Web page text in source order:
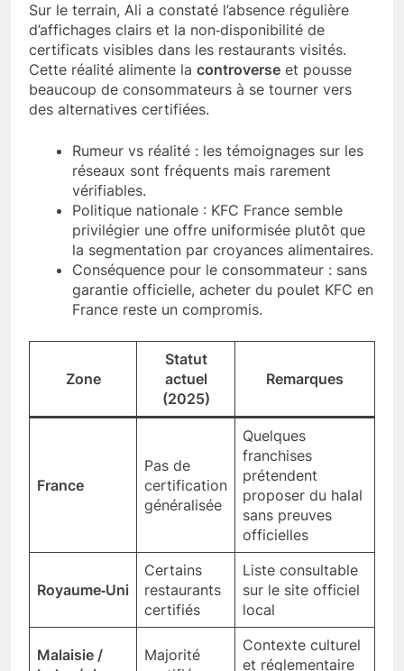
Sur le terrain, Ali a constaté l’absence régulière
d’affichages clairs et la non‑disponibilité de
certificats visibles dans les restaurants visités.
Cette réalité alimente la controverse et pousse
beaucoup de consommateurs à se tourner vers
des alternatives certifiées.
Rumeur vs réalité : les témoignages sur les
réseaux sont fréquents mais rarement
vérifiables.
Politique nationale : KFC France semble
privilégier une offre uniformisée plutôt que
la segmentation par croyances alimentaires.
Conséquence pour le consommateur : sans
garantie officielle, acheter du poulet KFC en
France reste un compromis.
Zone
Statut
actuel
(2025)
Remarques
France
Pas de
certification
généralisée
Quelques
franchises
prétendent
proposer du halal
sans preuves
officielles
Royaume‑Uni
Certains
restaurants
certifiés
Liste consultable
sur le site officiel
local
Malaisie /
Majorité
Contexte culturel
et réglementaire